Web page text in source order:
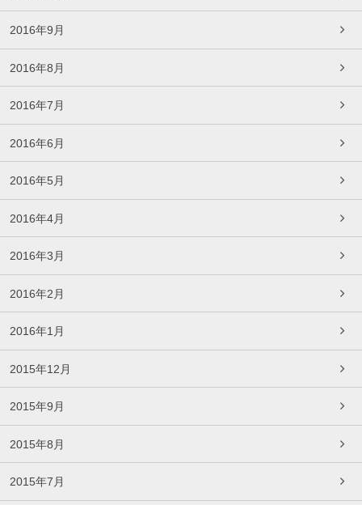
2016年9月
2016年8月
2016年7月
2016年6月
2016年5月
2016年4月
2016年3月
2016年2月
2016年1月
2015年12月
2015年9月
2015年8月
2015年7月